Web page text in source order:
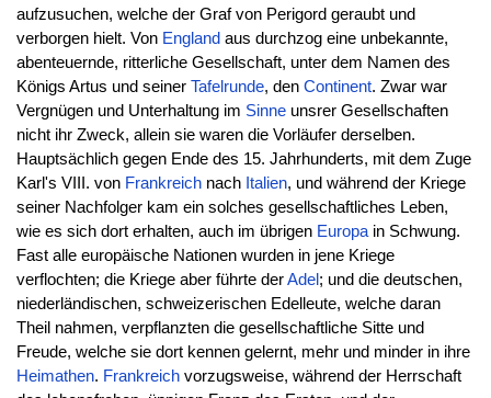
aufzusuchen, welche der Graf von Perigord geraubt und
verborgen hielt. Von England aus durchzog eine unbekannte,
abenteuernde, ritterliche Gesellschaft, unter dem Namen des
Königs Artus und seiner Tafelrunde, den Continent. Zwar war
Vergnügen und Unterhaltung im Sinneunsrer Gesellschaften
nicht ihr Zweck, allein sie waren die Vorläufer derselben.
Hauptsächlich gegen Ende des 15. Jahrhunderts, mit dem Zuge
Karl's VIII. von Frankreichnach Italien, und während der Kriege
seiner Nachfolger kam ein solches gesellschaftliches Leben,
wie es sich dort erhalten, auch im übrigen Europain Schwung.
Fast alle europäische Nationen wurden in jene Kriege
verflochten; die Kriege aber führte derAdel ; und die deutschen,
niederländischen, schweizerischen Edelleute, welche daran
Theil nahmen, verpflanzten die gesellschaftliche Sitte und
Freude, welche sie dort kennen gelernt, mehr und minder in ihre
Heimathen. Frankreichvorzugsweise, während der Herrschaft